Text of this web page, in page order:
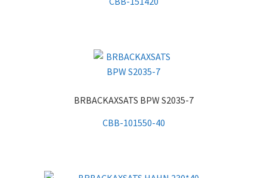
BRBACKAXSATS BPW S2035-7
CBB-101550-40